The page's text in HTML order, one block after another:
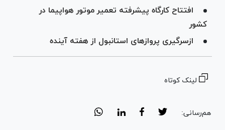
افتتاح کارگاه پیشرفته تعمیر موتور هواپیما در
کشور
ازسرگیری پرواز‌های استانبول از هفته آینده
لینک کوتاه
هم‌رسانی: